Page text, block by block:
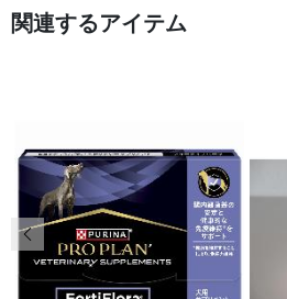
関連するアイテム
前の画像